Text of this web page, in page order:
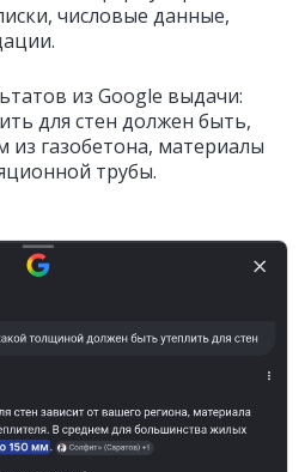
числовые данные,
из Google выдачи:
для стен должен быть,
из газобетона, материалы
трубы.